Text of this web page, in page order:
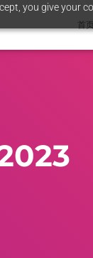
you give your
首页